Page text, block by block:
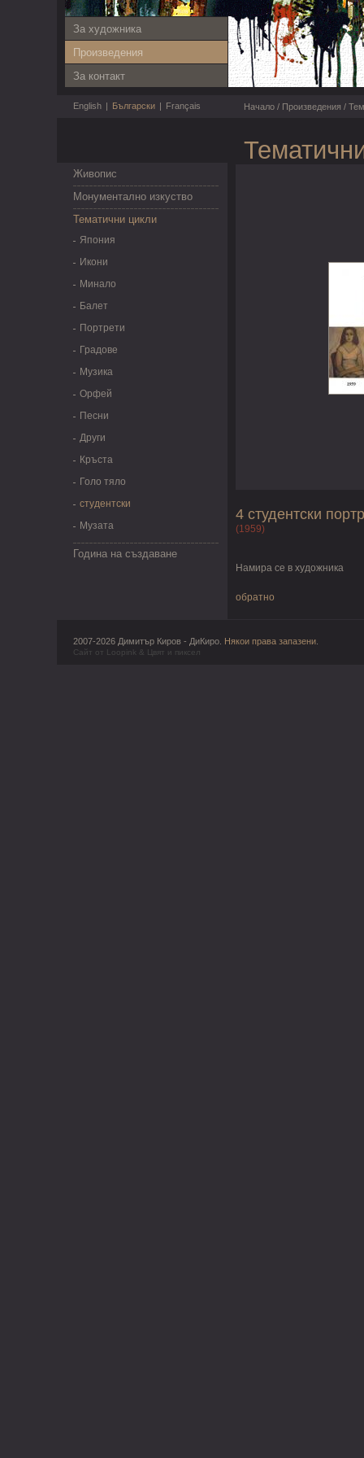
За художника
Произведения
За контакт
English | Български | Français Начало / Произведения /
Живопис
Монументално изкуство
Тематични цикли
Япония
Икони
Минало
Балет
Портрети
Градове
Музика
Орфей
Песни
Други
Кръста
Голо тяло
студентски
Музата
Година на създаване
4 студентски
(1959)
Намира се в художника
обратно
2007-2026 Димитър Киров - ДиКиро. Някои права запазени
Сайт от Loopink & Цвят и пиксел